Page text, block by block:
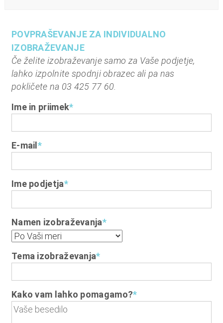
POVPRAŠEVANJE ZA INDIVIDUALNO
IZOBRAŽEVANJE
Če želite izobraževanje samo za Vaše podjetje,
lahko izpolnite spodnji obrazec ali pa nas
pokličete na 03 425 77 60.
Ime in priimek*
E-mail *
Ime podjetja*
Namen izobraževanja*
Tema izobraževanja*
Kako vam lahko pomagamo?*